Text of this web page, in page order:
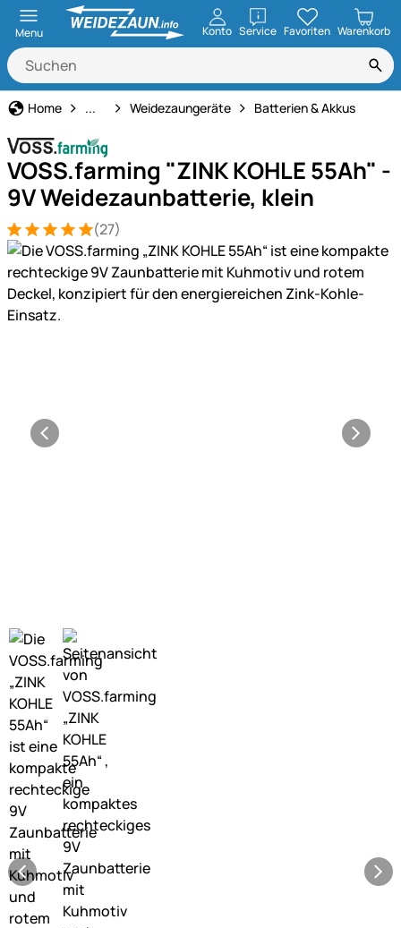
Menu Konto ServiceöffnenFavoriten Warenkorb
Home Weidezaun
... Weidezaungeräte Batterien & Akkus
VOSS.farming "ZINK KOHLE 55Ah" -
9V Weidezaunbatterie, klein
Bewertung: 5 von 5 (27 Bewertungen)
27 Bewertungen
(27)
Produktgalerie